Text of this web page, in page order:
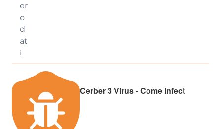
er
o
d
at
i
Cerber 3 Virus - Come Infect